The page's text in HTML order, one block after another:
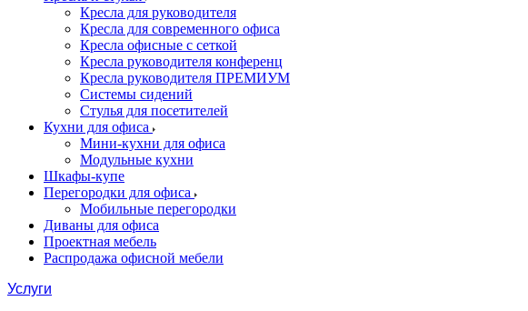
Кресла для руководителя
Кресла для современного офиса
Кресла офисные с сеткой
Кресла руководителя конференц
Кресла руководителя ПРЕМИУМ
Системы сидений
Стулья для посетителей
Кухни для офиса
Мини-кухни для офиса
Модульные кухни
Шкафы-купе
Перегородки для офиса
Мобильные перегородки
Диваны для офиса
Проектная мебель
Распродажа офисной мебели
Услуги